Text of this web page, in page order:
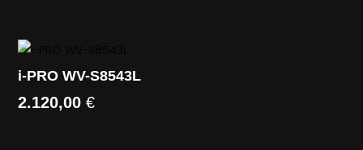
i-PRO WV-S8543L
2.120,00€